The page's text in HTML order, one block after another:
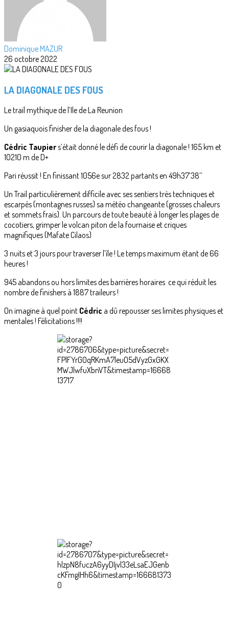
Dominique MAZUR
26 octobre 2022
LA DIAGONALE DES FOUS
Le trail mythique de l’Ile de La Reunion
Un gasiaquois finisher de la diagonale des fous !
Cédric Taupiers’était donné le défi de courir la diagonale ! 165 km et
10210 m de D+
Pari réussit ! En finissant 1056e sur 2832 partants en 49h37’38’’
Un Trail particulièrement difficile avec ses sentiers très techniques et
escarpés (montagnes russes) sa météo changeante (grosses chaleurs
et sommets frais). Un parcours de toute beauté à longer les plages de
cocotiers, grimper le volcan piton de la fournaise et criques
magnifiques (Mafate Cilaos)
3 nuits et 3 jours pour traverser l’île ! Le temps maximum étant de 66
heures !
945 abandons ou hors limites des barrières horaires ce qui réduit les
nombre de finishers à 1887 traileurs !
On imagine à quel point Cédric a dû repousser ses limites physiques et
mentales ! Félicitations !!!!